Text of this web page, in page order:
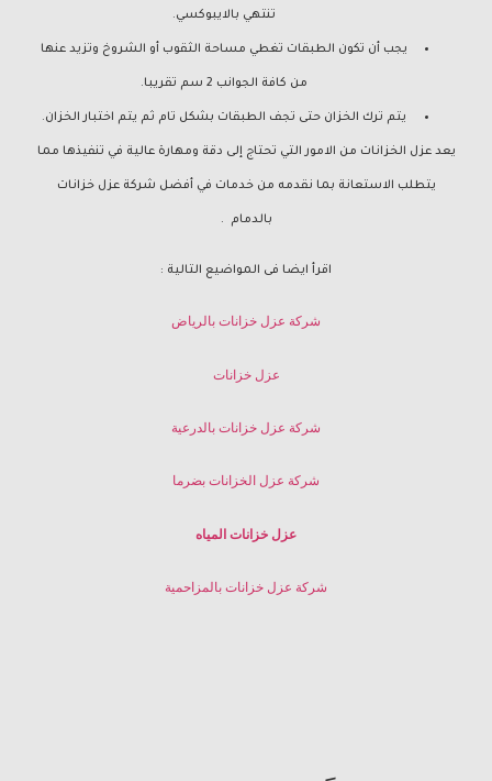
تنتهي بالايبوكسي.
يجب أن تكون الطبقات تغطي مساحة الثقوب أو الشروخ وتزيد عنها
من كافة الجوانب 2 سم تقريبا.
يتم ترك الخزان حتى تجف الطبقات بشكل تام ثم يتم اختبار الخزان.
يعد عزل الخزانات من الامور التي تحتاج إلى دقة ومهارة عالية في تنفيذها مما
يتطلب الاستعانة بما نقدمه من خدمات في أفضل شركة عزل خزانات
بالدمام .
اقرأ ايضا فى المواضيع التالية :
شركة عزل خزانات بالرياض
عزل خزانات
شركة عزل خزانات بالدرعية
شركة عزل الخزانات بضرما
عزل خزانات المياه
شركة عزل خزانات بالمزاحمية